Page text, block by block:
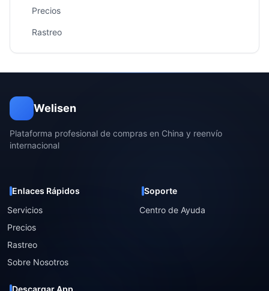
Precios
Rastreo
Welisen
Plataforma profesional de compras en China y reenvío
internacional
Enlaces Rápidos
Servicios
Precios
Rastreo
Sobre Nosotros
Soporte
Centro de Ayuda